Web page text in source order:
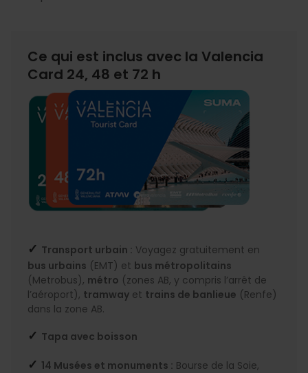
Ce qui est inclus avec la Valencia
Card 24, 48 et 72 h
✓ Transport urbain : Voyagez gratuitement en
bus urbains (EMT) et bus métropolitains
(Metrobus), métro (zones AB, y compris l’arrêt de
l’aéroport), tramway et trains de banlieue (Renfe)
dans la zone AB.
✓ Tapa avec boisson
✓ 14 Musées et monuments : Bourse de la Soie,